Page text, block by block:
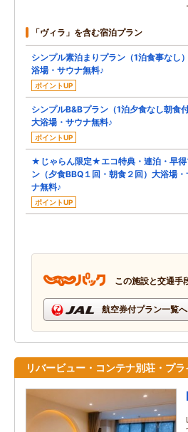
「ヴィラ」を含む宿泊プラン
シンプル素泊まりプラン（1泊食事なし
浴場・サウナ無料♪
ポイントUP
シンプルB&Bプラン（1泊夕食なし朝食付
大浴場・サウナ無料♪
ポイントUP
★じゃらん限定★エコ特典・連泊・早得
ン（夕食BBQ１回・朝食２回）大浴場・
ナ無料♪
ポイントUP
この施設と交通手
航空券付プラン一覧へ
リバービュー・コンテナ別荘・プ